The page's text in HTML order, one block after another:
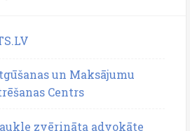
un Maksājumu
Centrs
zvērināta advokāte